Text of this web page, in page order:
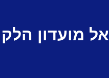
מועדון